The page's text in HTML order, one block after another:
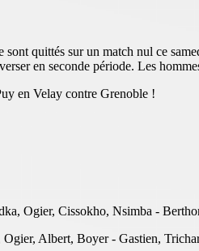
quittés sur un match nul ce
en seconde période. Les
en Velay contre Grenoble !
Ogier, Cissokho, Nsimba -
Albert, Boyer - Gastien,